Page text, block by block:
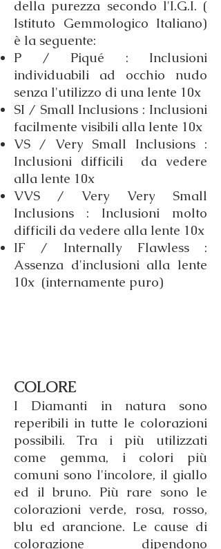
della purezza secondo l'I.G.I. (
Istituto Gemmologico Italiano)
è la seguente:
P / Piqué : Inclusioni
individuabili ad occhio nudo
senza l'utilizzo di una lente 10x
SI / Small Inclusions : Inclusioni
facilmente visibili alla lente 10x
VS / Very Small Inclusions :
Inclusioni difficili da vedere
alla lente 10x
VVS / Very Very Small
Inclusions : Inclusioni molto
difficili da vedere alla lente 10x
IF / Internally Flawless :
Assenza d'inclusioni alla lente
10x (internamente puro)
COLORE
I Diamanti in natura sono
reperibili in tutte le colorazioni
possibili. Tra i più utilizzati
come gemma, i colori più
comuni sono l'incolore, il giallo
ed il bruno. Più rare sono le
colorazioni verde, rosa, rosso,
blu ed arancione. Le cause di
colorazione dipendono